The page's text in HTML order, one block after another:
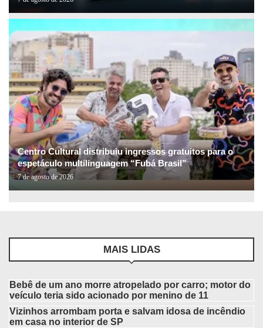
Centro Cultural distribuiu ingressos gratuitos para o
espetáculo multilinguagem “Fubá Brasil”
7 de agosto de 2026
MAIS LIDAS
Bebê de um ano morre atropelado por carro; motor do
veículo teria sido acionado por menino de 11
Vizinhos arrombam porta e salvam idosa de incêndio
em casa no interior de SP